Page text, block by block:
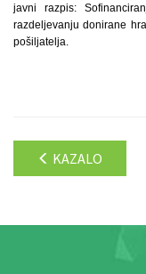
javni razpis:
razdeljevanju donirane
pošiljatelja.
KAZALO